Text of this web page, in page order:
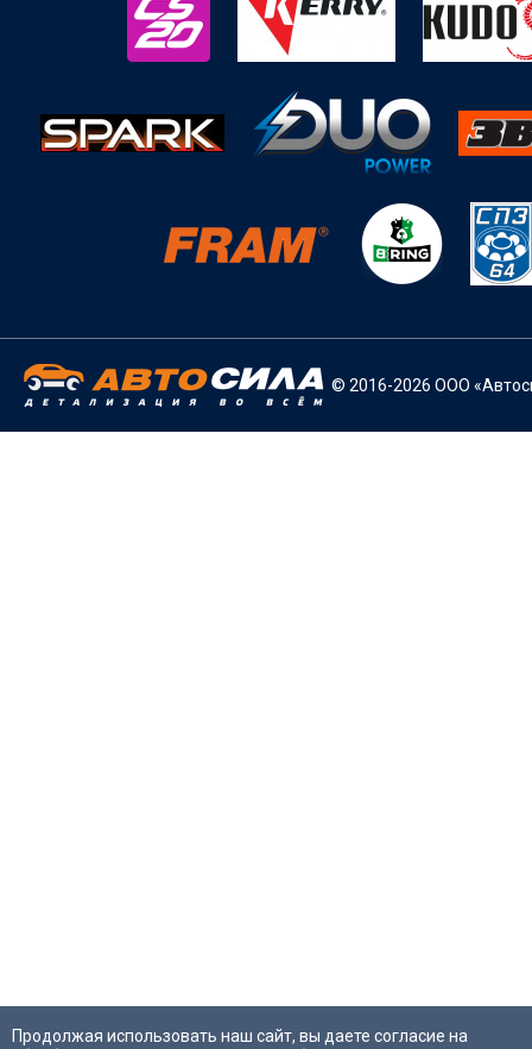
© 2016-2026 ООО
Продолжая использовать наш сайт, вы даете согласие на